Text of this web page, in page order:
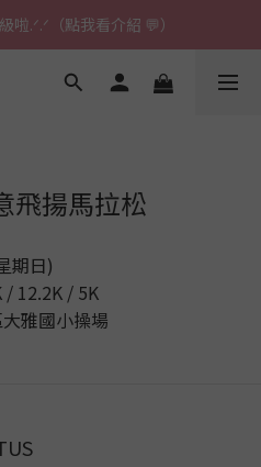
.ᐟ.ᐟ（點我看介紹 💬）
.ᐟ.ᐟ（點我看介紹 💬）
免運 (指定商品)
飛揚馬拉松
期日)
/ 12.2K / 5K
雅國小操場